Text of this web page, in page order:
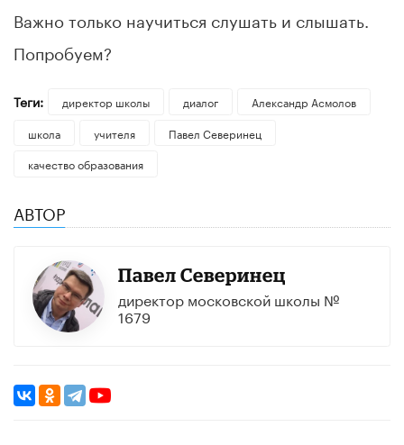
Важно только научиться слушать и слышать.
Попробуем?
Теги: директор школы диалог
Александр Асмолов
школа
учителя
Павел Северинец
качество образования
АВТОР
Павел Северинец
директор московской школы №
1679